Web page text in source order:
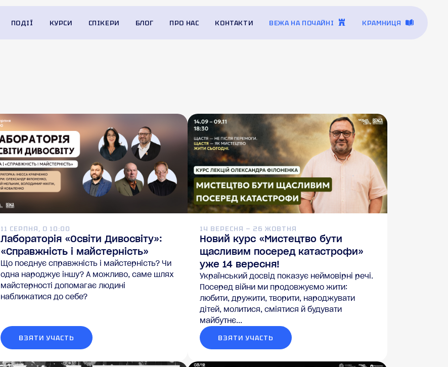
ПОДІЇ КУРСИ СПІКЕРИ БЛОГ ПРО НАС КОНТАКТИ ВЕЖА НА ПОЧАЙНІ КРАМНИЦЯ
11 СЕРПНЯ, О 10:00
Лабораторія «Освіти Дивосвіту»:
«Справжність і майстерність»
Що поєднує справжність і майстерність? Чи
одна народжує іншу? А можливо, саме шлях
майстерності допомагає людині
наближатися до себе?
ВЗЯТИ УЧАСТЬ
14 ВЕРЕСНЯ — 26 ЖОВТНЯ
Новий курс «Мистецтво бути
щасливим посеред катастрофи»
уже 14 вересня!
Український досвід показує неймовірні речі.
Посеред війни ми продовжуємо жити:
любити, дружити, творити, народжувати
дітей, молитися, сміятися й будувати
майбутнє...
ВЗЯТИ УЧАСТЬ